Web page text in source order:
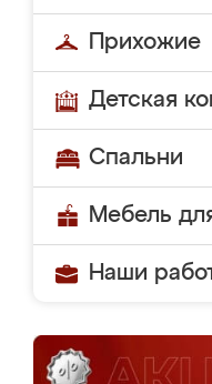
Прихожие
Детская
Спальни
Мебель
Наши